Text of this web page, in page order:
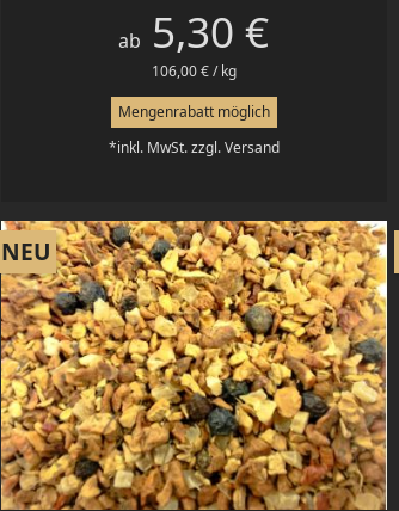
Preis
ab 5,30 €
106,00 € / kg
Mengenrabatt möglich
*inkl. MwSt. zzgl. Versand
NEU